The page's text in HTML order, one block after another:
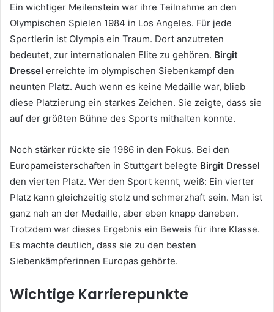
Ein wichtiger Meilenstein war ihre Teilnahme an den
Olympischen Spielen 1984 in Los Angeles. Für jede
Sportlerin ist Olympia ein Traum. Dort anzutreten
bedeutet, zur internationalen Elite zu gehören. Birgit
Dressel erreichte im olympischen Siebenkampf den
neunten Platz. Auch wenn es keine Medaille war, blieb
diese Platzierung ein starkes Zeichen. Sie zeigte, dass sie
auf der größten Bühne des Sports mithalten konnte.
Noch stärker rückte sie 1986 in den Fokus. Bei den
Europameisterschaften in Stuttgart belegte Birgit Dressel
den vierten Platz. Wer den Sport kennt, weiß: Ein vierter
Platz kann gleichzeitig stolz und schmerzhaft sein. Man ist
ganz nah an der Medaille, aber eben knapp daneben.
Trotzdem war dieses Ergebnis ein Beweis für ihre Klasse.
Es machte deutlich, dass sie zu den besten
Siebenkämpferinnen Europas gehörte.
Wichtige Karrierepunkte